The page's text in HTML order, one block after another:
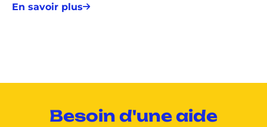
En savoir plus
Besoin d'une aide